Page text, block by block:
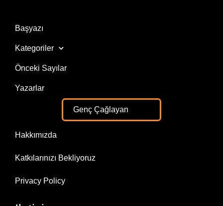
Başyazı
Kategoriler
Önceki Sayılar
Yazarlar
Genç Çağlayan
Hakkımızda
Katkılarınızı Bekliyoruz
Privacy Policy